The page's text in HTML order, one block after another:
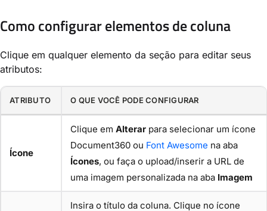
Como configurar elementos de coluna
Clique em qualquer elemento da seção para editar seus
atributos:
ATRIBUTO O QUE VOCÊ PODE CONFIGURAR
Ícone
Clique em Alterar para selecionar um ícone
Document360 ou Font Awesome na aba
Ícones, ou faça o upload/inserir a URL de
uma imagem personalizada na aba Imagem
Insira o título da coluna. Clique no ícone